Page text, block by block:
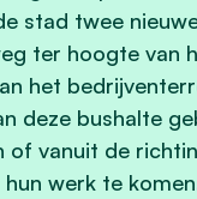
stad twee
ter hoogte van
het
deze bushalte
of vanuit de
werk te